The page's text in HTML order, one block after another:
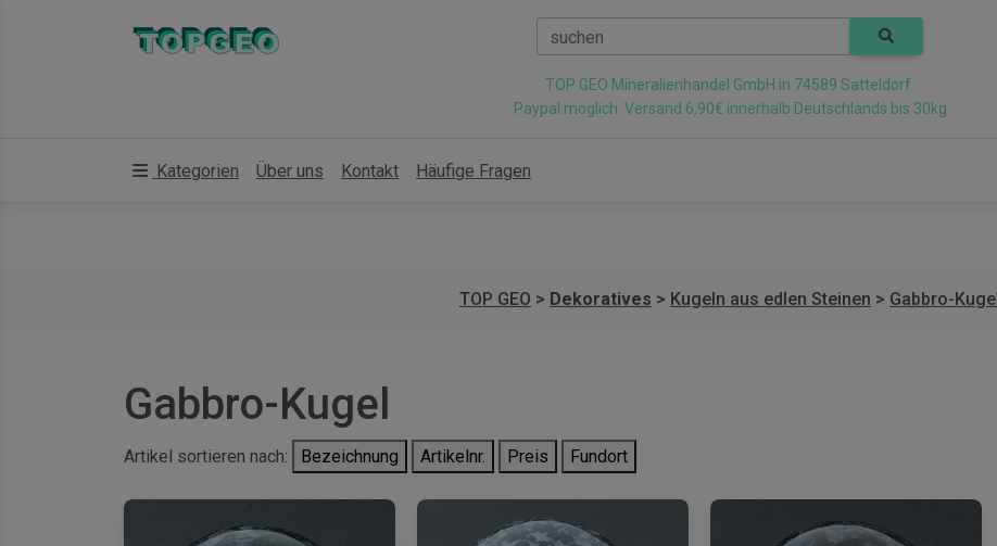
suchen
TOP GEO Mineralienhandel GmbH in 74589 Satteldorf.
Paypal möglich. Versand 6,90€ innerhalb Deutschlands bis 30kg
Kategorien Über uns Kontakt Häufige Fragen
TOP GEO > Dekoratives > Kugeln aus edlen Steinen > Gabbro-Kugel
Gabbro-Kugel
Artikel sortieren nach: Bezeichnung Artikelnr. Preis Fundort